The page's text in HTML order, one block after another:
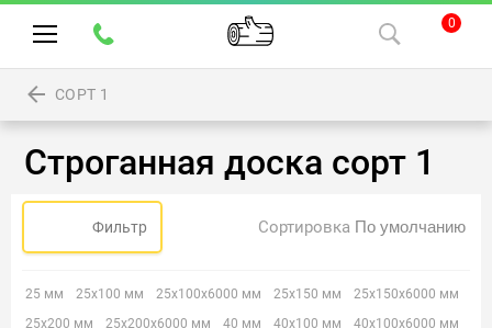
0
СОРТ 1
Строганная доска сорт 1
Фильтр Сортировка
25 мм 25х100 мм 25х100х6000 мм 25х150 мм
25х150х6000 мм
25х200 мм
25х200х6000 мм 40 мм 40х100 мм
40х100х6000 мм